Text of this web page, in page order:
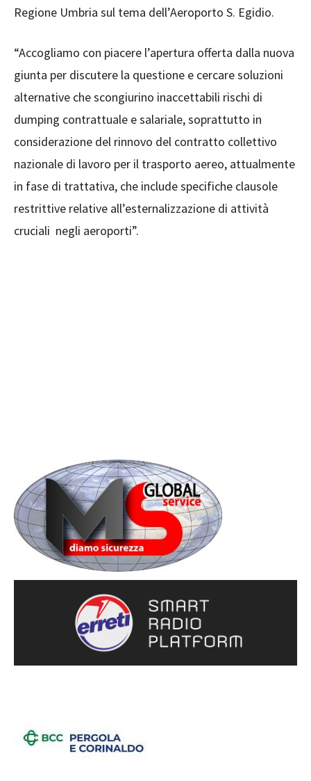
Regione Umbria sul tema dell’Aeroporto S. Egidio.
“Accogliamo con piacere l’apertura offerta dalla nuova
giunta per discutere la questione e cercare soluzioni
alternative che scongiurino inaccettabili rischi di
dumping contrattuale e salariale, soprattutto in
considerazione del rinnovo del contratto collettivo
nazionale di lavoro per il trasporto aereo, attualmente
in fase di trattativa, che include specifiche clausole
restrittive relative all’esternalizzazione di attività
cruciali negli aeroporti”.